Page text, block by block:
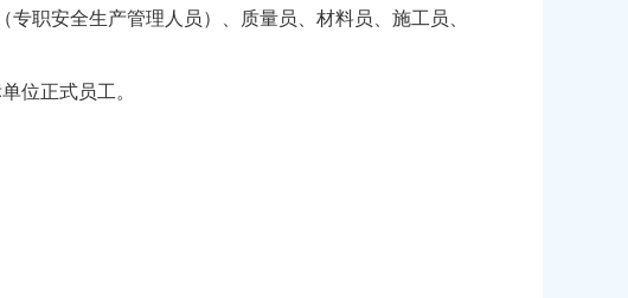
专职安全生产管理人员）、质量员、材料员、施工员、
位正式员工。